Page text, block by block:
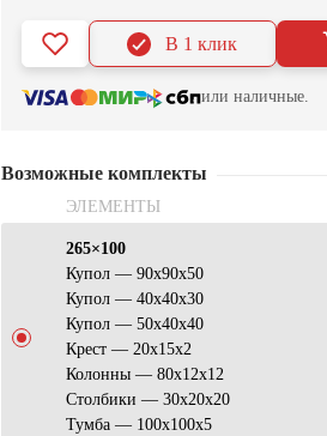
В 1 клик
или наличные.
Возможные комплекты
ЭЛЕМЕНТЫ
265×100
Купол — 90х90х50
Купол — 40х40х30
Купол — 50х40х40
Крест — 20х15х2
Колонны — 80х12х12
Столбики — 30х20х20
Тумба — 100х100х5